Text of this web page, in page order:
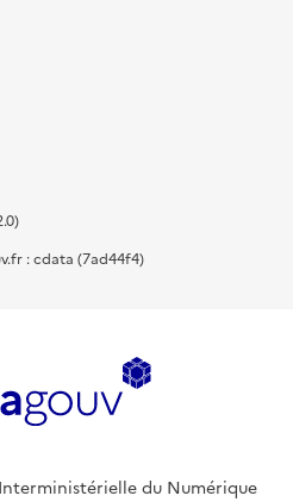
: cdata (7ad44f4)
du Numérique